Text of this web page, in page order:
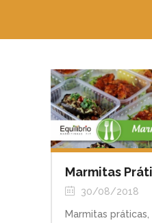
Marmitas
30/08/2018
Marmitas